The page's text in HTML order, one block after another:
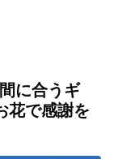
に合うギ
花で感謝を